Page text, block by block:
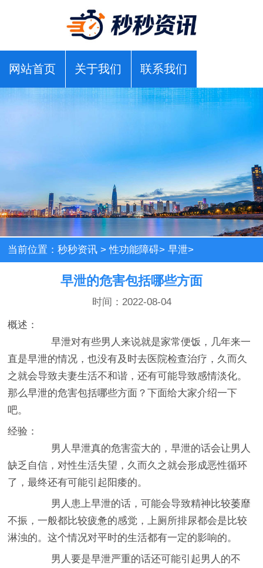
网站首页 关于我们 联系我们
当前位置：秒秒资讯 >性功能障碍>早泄>
早泄的危害包括哪些方面
时间：2022-08-04
概述：
早泄对有些男人来说就是家常便饭，几年来一
直是早泄的情况，也没有及时去医院检查治疗，久而久
之就会导致夫妻生活不和谐，还有可能导致感情淡化。
那么早泄的危害包括哪些方面？下面给大家介绍一下
吧。
经验：
男人早泄真的危害蛮大的，早泄的话会让男人
缺乏自信，对性生活失望，久而久之就会形成恶性循环
了，最终还有可能引起阳痿的。
男人患上早泄的话，可能会导致精神比较萎靡
不振，一般都比较疲惫的感觉，上厕所排尿都会是比较
淋浊的。这个情况对平时的生活都有一定的影响的。
男人要是早泄严重的话还可能引起男人的不